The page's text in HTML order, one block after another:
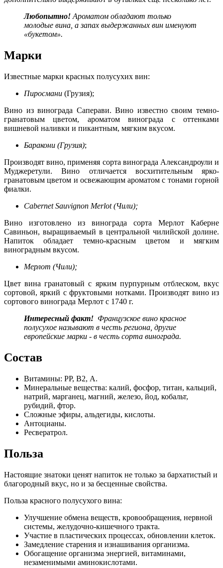
Любопытно!Ароматом обладают только
молодые вина, а запах выдержанных вин именуют
«букетом».
Марки
Известные марки красных полусухих вин:
Пиросмани (Грузия);
Вино из винограда Саперави. Вино известно своим темно-
гранатовым цветом, ароматом винограда с оттенками
вишневой наливки и пикантным, мягким вкусом.
Баракони (Грузия);
Производят вино, применяя сорта винограда Александроули и
Муджеретули. Вино отличается восхитительным ярко-
гранатовым цветом и освежающим ароматом с тонами горной
фиалки.
Cabernet Sauvignon Merlot (Чили);
Вино изготовлено из винограда сорта Мерлот Каберне
Савиньон, выращиваемый в центральной чилийской долине.
Напиток обладает темно-красным цветом и мягким
виноградным вкусом.
Мерлот (Чили);
Цвет вина гранатовый с ярким пурпурным отблеском, вкус
сортовой, яркий с фруктовыми нотками. Производят вино из
сортового винограда Мерлот с 1740 г.
Интересный факт! Французское вино красное
полусухое называют в честь региона, другие
европейские марки - в честь сорта винограда.
Состав
Витамины: РР, В2, А.
Минеральные вещества: калий, фосфор, титан, кальций,
натрий, марганец, магний, железо, йод, кобальт,
рубидий, фтор.
Сложные эфиры, альдегиды, кислоты.
Антоцианы.
Ресвератрол.
Польза
Настоящие знатоки ценят напиток не только за бархатистый и
благородный вкус, но и за бесценные свойства.
Польза красного полусухого вина:
Улучшение обмена веществ, кровообращения, нервной
системы, желудочно-кишечного тракта.
Участие в пластических процессах, обновлении клеток.
Замедление старения и изнашивания организма.
Обогащение организма энергией, витаминами,
незаменимыми аминокислотами.